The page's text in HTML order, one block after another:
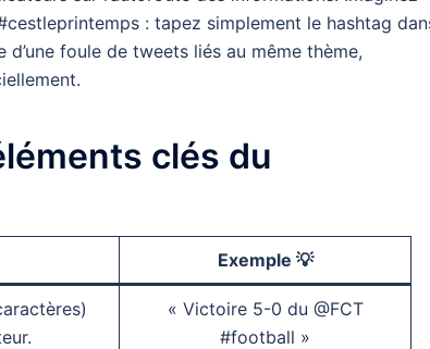
: tapez simplement le hashtag
foule de tweets liés au même thème,
clés du
Exemple 💡
« Victoire 5-0 du @FCT
#football »